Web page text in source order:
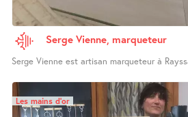
Serge Vienne, marqueteur
Serge Vienne est artisan marqueteur à
Les mains d’or